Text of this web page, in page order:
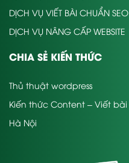
DỊCH VỤ VIẾT BÀI CHUẨN SEO
DỊCH VỤ NÂNG CẤP WEBSITE
CHIA SẺ KIẾN THỨC
Thủ thuật wordpress
Kiến thức Content – Viết bài
Hà Nội